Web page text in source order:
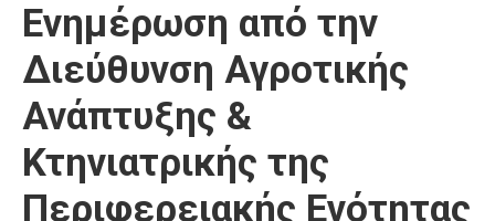
Επικοινωνία
Ενημέρωση από την
Διεύθυνση Αγροτικής
Ανάπτυξης &
Κτηνιατρικής της
Περιφερειακής Ενότητας